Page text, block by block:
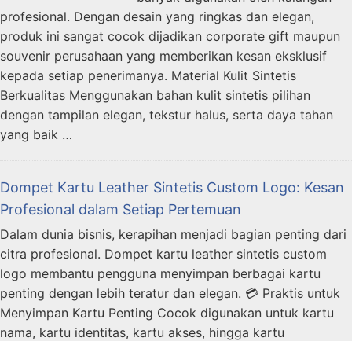
profesional. Dengan desain yang ringkas dan elegan,
produk ini sangat cocok dijadikan corporate gift maupun
souvenir perusahaan yang memberikan kesan eksklusif
kepada setiap penerimanya. Material Kulit Sintetis
Berkualitas Menggunakan bahan kulit sintetis pilihan
dengan tampilan elegan, tekstur halus, serta daya tahan
yang baik …
Dompet Kartu Leather Sintetis Custom Logo: Kesan
Profesional dalam Setiap Pertemuan
Dalam dunia bisnis, kerapihan menjadi bagian penting dari
citra profesional. Dompet kartu leather sintetis custom
logo membantu pengguna menyimpan berbagai kartu
penting dengan lebih teratur dan elegan. 💳 Praktis untuk
Menyimpan Kartu Penting Cocok digunakan untuk kartu
nama, kartu identitas, kartu akses, hingga kartu